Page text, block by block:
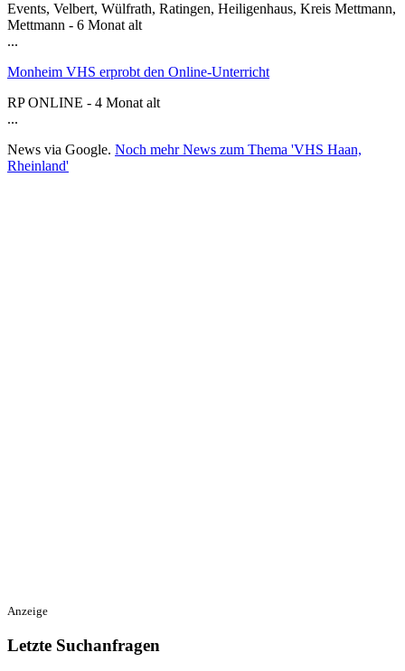
Events, Velbert, Wülfrath, Ratingen, Heiligenhaus, Kreis Mettmann,
Mettmann - 6 Monat alt
...
Monheim VHS erprobt den Online-Unterricht
RP ONLINE - 4 Monat alt
...
News via Google. Noch mehr News zum Thema 'VHS Haan,
Rheinland'
Anzeige
Letzte Suchanfragen